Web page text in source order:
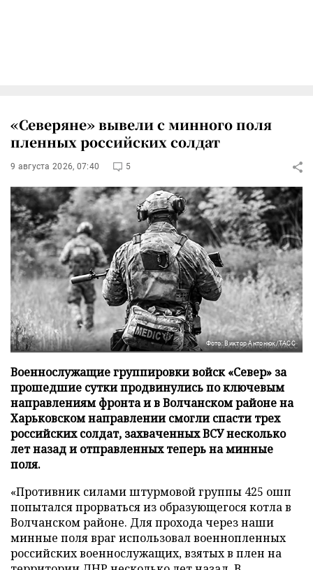
«Северяне» вывели с минного поля
пленных российских солдат
9 августа 2026, 07:40 5
Фото: Виктор Антонюк/ТАСС
Военнослужащие группировки войск «Север» за
прошедшие сутки продвинулись по ключевым
направлениям фронта и в Волчанском районе на
Харьковском направлении смогли спасти трех
российских солдат, захваченных ВСУ несколько
лет назад и отправленных теперь на минные
поля.
«Противник силами штурмовой группы 425 ошп
попытался прорваться из образующегося котла в
Волчанском районе. Для прохода через наши
минные поля враг использовал военнопленных
российских военнослужащих, взятых в плен на